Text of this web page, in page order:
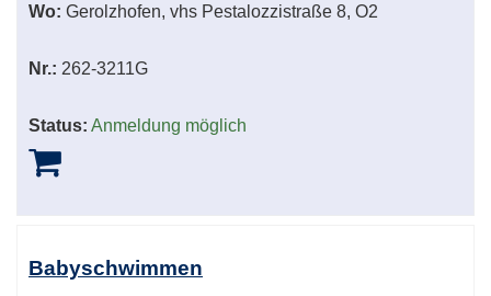
Wo: Gerolzhofen, vhs Pestalozzistraße 8, O2
Nr.: 262-3211G
Status: Anmeldung möglich
Babyschwimmen